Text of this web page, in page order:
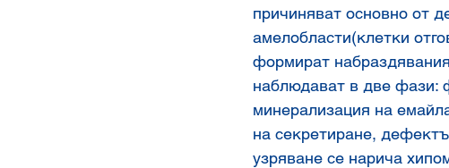
причиняват основно от
амелобласти(клетки
формират
наблюдават в две фази:
минерализация на
на секретиране,
узряване се нарича